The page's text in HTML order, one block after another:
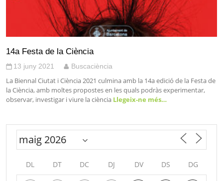
14a Festa de la Ciència
13 juny 2021 Buscaciència
La Biennal Ciutat i Ciència 2021 culmina amb la 14a edició de la Festa de
la Ciència, amb moltes propostes en les quals podràs experimentar,
observar, investigar i viure la ciència Llegeix-ne més…
DL DT DC DJ DV DS DG